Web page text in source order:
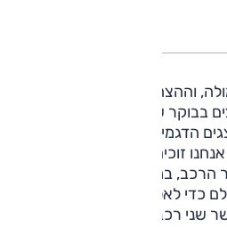
וההצהרות חובקות-עולם
בבוקר שאחרי ליום של הדגמות;
הדגמים החדשים של מותגי
זוכים להדגמות של חניה
הרכב, במקרה זה
לאסוף אותנו. לאור הצפיפות
רכבים אוטונומיים מוצאים